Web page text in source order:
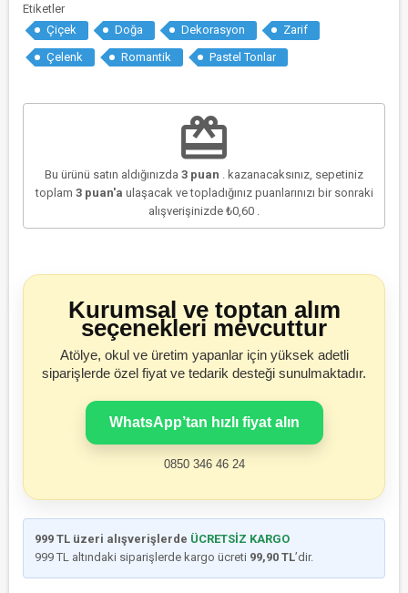
Etiketler
Çiçek
Doğa Dekorasyon
Zarif
Çelenk
Romantik Pastel Tonlar
redeem
Bu ürünü satın aldığınızda 3 puan . kazanacaksınız, sepetiniz
toplam 3puan'a ulaşacak ve topladığınız puanlarınızı bir sonraki
alışverişinizde ₺0,60
Kurumsal ve toptan alım
seçenekleri mevcuttur
Atölye, okul ve üretim yapanlar için yüksek adetli
siparişlerde özel fiyat ve tedarik desteği sunulmaktadır.
WhatsApp’tan hızlı fiyat alın
0850 346 46 24
999 TL üzeri alışverişlerde ÜCRETSİZ KARGO
999 TL altındaki siparişlerde kargo ücreti 99,90 TL’dir.